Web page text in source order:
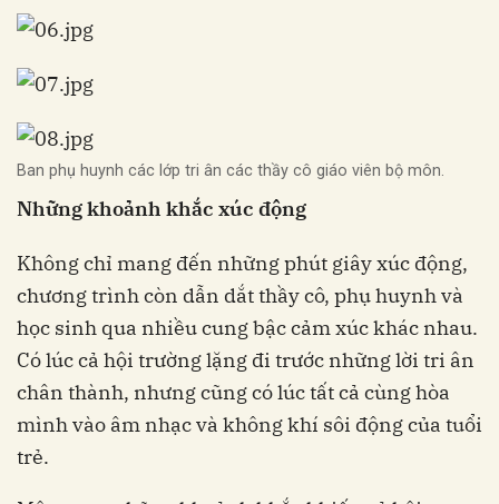
Ban phụ huynh các lớp tri ân các thầy cô giáo viên bộ môn.
Những khoảnh khắc xúc động
Không chỉ mang đến những phút giây xúc động,
chương trình còn dẫn dắt thầy cô, phụ huynh và
học sinh qua nhiều cung bậc cảm xúc khác nhau.
Có lúc cả hội trường lặng đi trước những lời tri ân
chân thành, nhưng cũng có lúc tất cả cùng hòa
mình vào âm nhạc và không khí sôi động của tuổi
trẻ.